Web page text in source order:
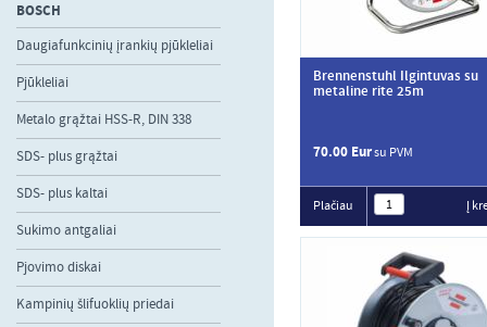
BOSCH
Daugiafunkcinių įrankių pjūkleliai
Pjūkleliai
Metalo grąžtai HSS-R, DIN 338
SDS- plus grąžtai
SDS- plus kaltai
Sukimo antgaliai
Pjovimo diskai
Kampinių šlifuoklių priedai
Brennenstuhl Ilgintuvas su
metaline rite 25m
70.00 Eursu PVM
Plačiau Į